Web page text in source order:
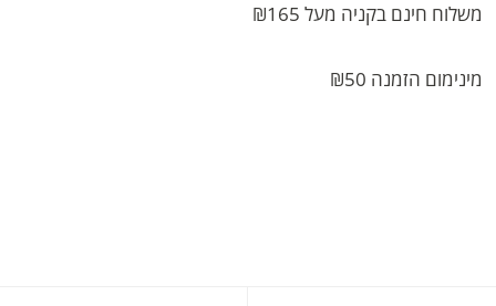
משלוח חינם בקניה מעל ₪165
מינימום הזמנה ₪50